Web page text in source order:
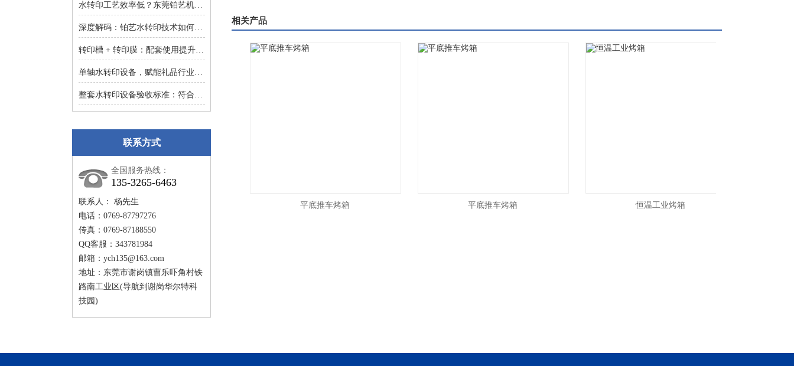
水转印工艺效率低？东莞铂艺机械：整套水转印设备，适配多场景生产需求
深度解码：铂艺水转印技术如何重新定义曲面包装价值链
转印槽 + 转印膜：配套使用提升实验成功率-铂艺机械设备有限公司
单轴水转印设备，赋能礼品行业小批量定制：高效、省心、低成本-铂艺机械设备有限公司
整套水转印设备验收标准：符合行业质量规范是核心-铂艺机械设备有限公司
联系方式
全国服务热线：
135-3265-6463
联系人： 杨先生
电话：0769-87797276
传真：0769-87188550
QQ客服：343781984
邮箱： ych135@163.com
地址：东莞市谢岗镇曹乐吓角村铁
路南工业区(导航到谢岗华尔特科
技园)
相关产品
工业烤箱 平底推车烤箱 平底推车烤箱 恒温工业烤箱